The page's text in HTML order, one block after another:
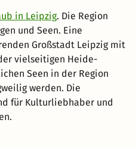
in Leipzig. Die Region
und Seen. Eine
Großstadt Leipzig mit
vielseitigen Heide-
Seen in der Region
werden. Die
für Kulturliebhaber und